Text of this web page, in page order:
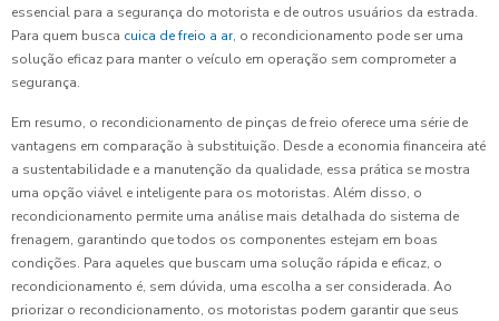
essencial para a segurança do motorista e de outros usuários da estrada.
Para quem busca cuica de freio a ar, o recondicionamento pode ser uma
solução eficaz para manter o veículo em operação sem comprometer a
segurança.
Em resumo, o recondicionamento de pinças de freio oferece uma série de
vantagens em comparação à substituição. Desde a economia financeira até
a sustentabilidade e a manutenção da qualidade, essa prática se mostra
uma opção viável e inteligente para os motoristas. Além disso, o
recondicionamento permite uma análise mais detalhada do sistema de
frenagem, garantindo que todos os componentes estejam em boas
condições. Para aqueles que buscam uma solução rápida e eficaz, o
recondicionamento é, sem dúvida, uma escolha a ser considerada. Ao
priorizar o recondicionamento, os motoristas podem garantir que seus